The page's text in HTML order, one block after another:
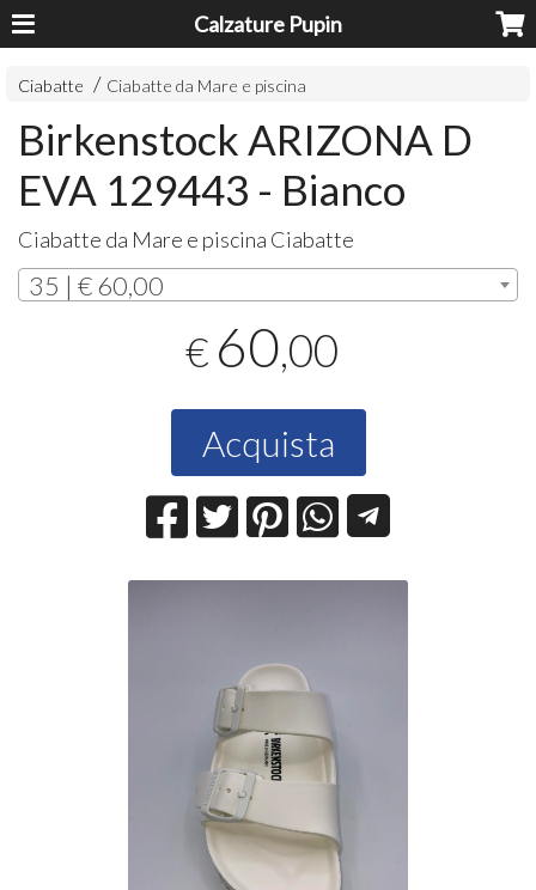
Calzature Pupin
Ciabatte Ciabatte da Mare e piscina
Birkenstock ARIZONA D
EVA 129443 - Bianco
Ciabatte da Mare e piscina Ciabatte
35 | € 60,00
€ 60,00
Acquista